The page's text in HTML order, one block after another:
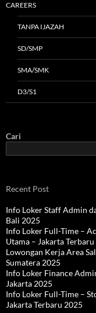
CAREERS
TANPA IJAZAH
SD/SMP
SMA/SMK
D3/S1
Cari
Recent Post
Info Loker Staff Admin
Bali 2025
Info Loker Full-Time –
Utama – Jakarta
Lowongan Kerja Area
Sumatera 2025
Info Loker Finance
Jakarta 2025
Info Loker Full-Time –
Jakarta Terbaru 2025